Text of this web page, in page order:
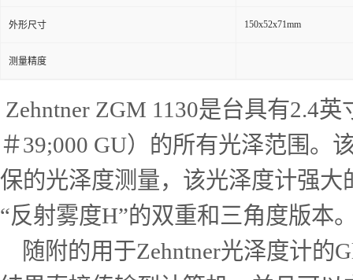
外形尺寸 150x52x71mm
测量精度
Zehntner ZGM 1130是台具有2.4
＃39;000 GU）的所有光泽范围。
保的光泽度测量，该光泽度计强
“反射雾度H”的双重和三角度版本
随附的用于Zehntner光泽度计的